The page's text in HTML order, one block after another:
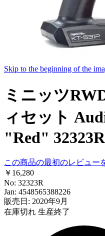
Skip to the beginning of the
ミニッツ
ィセット
"Red" 32323R
この商品の最初のレビュー
￥16,280
No: 32323R
Jan: 4548565388226
販売日: 2020年9月
在庫切れ 生産終了